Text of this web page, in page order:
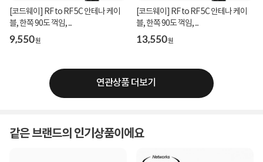
[코드웨이] RF to RF 5C 안테나 케이
블, 한쪽 90도 꺽임, ...
9,550원
[코드웨이] RF to RF 5C 안테나 케이
블, 한쪽 90도 꺽임, ...
13,550원
연관상품 더보기
같은 브랜드의 인기상품이에요